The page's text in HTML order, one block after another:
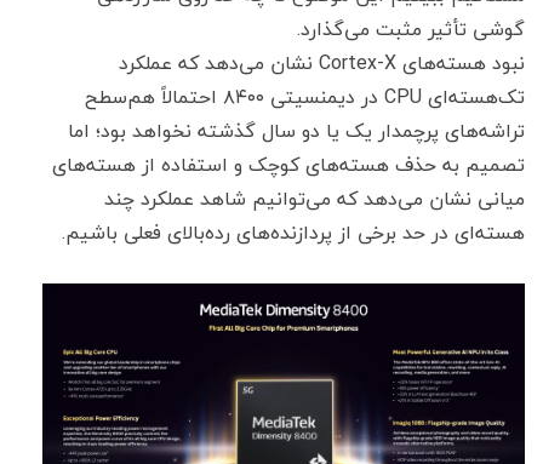
گوشی تأثیر مثبت می‌گذارد.
نبود هسته‌های Cortex-X نشان می‌دهد که عملکرد
تک‌هسته‌ای CPU در دیمنسیتی ۸۴۰۰ احتمالاً هم‌سطح
تراشه‌های پرچمدار یک یا دو سال گذشته نخواهد بود؛ اما
تصمیم به حذف هسته‌های کوچک و استفاده از هسته‌های
میانی نشان می‌دهد که می‌توانیم شاهد عملکرد چند
هسته‌ای در حد برخی از پردازنده‌های رده‌بالای فعلی باشیم.